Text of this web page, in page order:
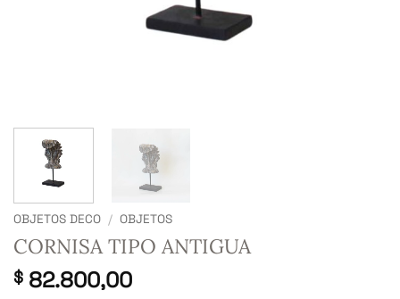
OBJETOS DECO / OBJETOS
CORNISA TIPO ANTIGUA
$ 82.800,00